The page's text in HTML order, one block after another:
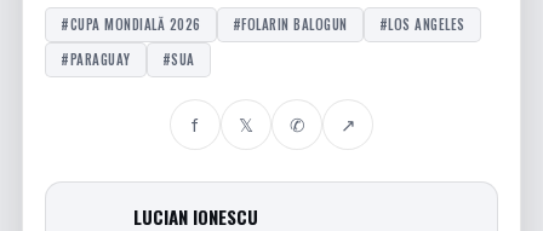
#CUPA MONDIALĂ 2026 #FOLARIN BALOGUN
#LOS ANGELES
#PARAGUAY
#SUA
f 𝕏 ✆ ↗
LUCIAN IONESCU